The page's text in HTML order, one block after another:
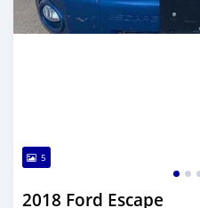
5
2018 Ford Escape